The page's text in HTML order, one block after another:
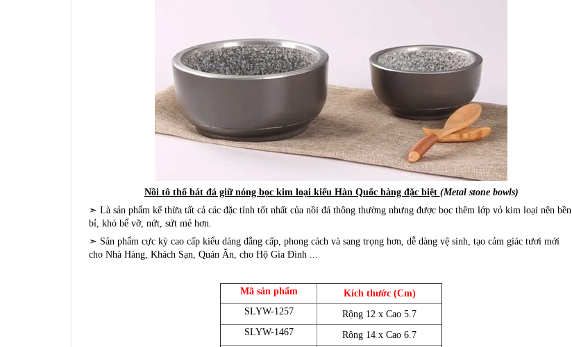
Nồi tô thố bát đá giữ nóng bọc kim loại kiểu Hàn Quốc hàng đặc biệt (Metal stone bowls)
➣ Là sản phẩm kế thừa tất cả các đặc tính tốt nhất của nồi đá thông thường nhưng được bọc thêm lớp vỏ kim loại nên bền
bỉ, khó bể vỡ, nứt, sứt mẻ hơn.
➣ Sản phẩm cực kỳ cao cấp kiểu dáng đẳng cấp, phong cách và sang trọng hơn, dễ dàng vệ sinh, tạo cảm giác tươi mới
cho Nhà Hàng, Khách Sạn, Quán Ăn, cho Hộ Gia Đình ...
Mã sản phẩm
Kích thước (Cm)
SLYW-1257
Rộng 12 x Cao 5.7
SLYW-1467
Rộng 14 x Cao 6.7